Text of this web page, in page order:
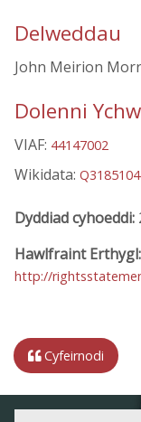
Delweddau
John Meirion
Dolenni
VIAF: 44147002
Wikidata: Q3185104
Dyddiad cyhoeddi:
Hawlfraint Erthygl:
http://
Cyfeirnodi